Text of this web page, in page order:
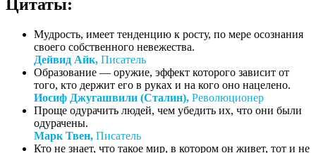
Цитаты:
Мудрость, имеет тенденцию к росту, по мере осознания
своего собственного невежества.
Дейвид Айк, Писатель
Образование — оружие, эффект которого зависит от
того, кто держит его в руках и на кого оно нацелено.
Иосиф Джугашвили (Сталин), Революционер
Проще одурачить людей, чем убедить их, что они были
одурачены.
Марк Твен, Писатель
Кто не знает, что такое мир, в котором он живет, тот и не